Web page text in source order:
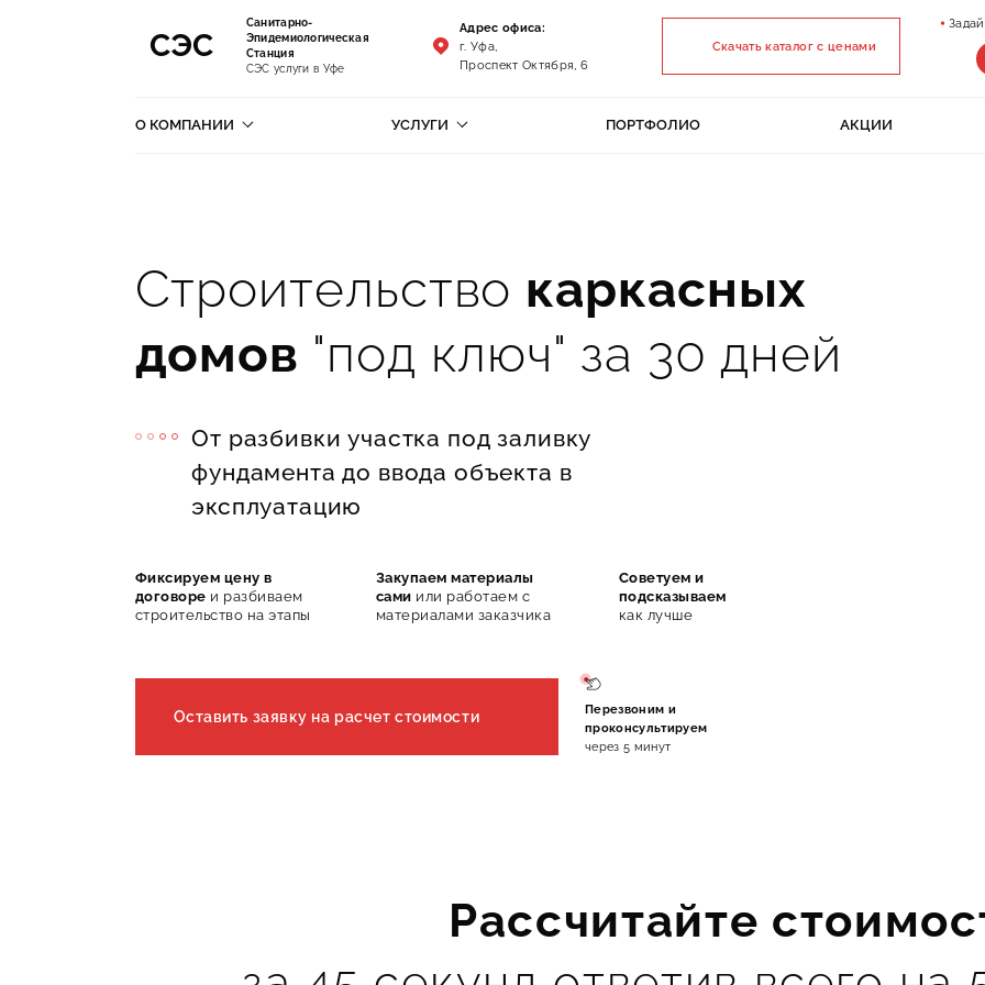
СЭС
Санитарно-
Эпидемиологическая
Станция
СЭС услуги в Уфе
Адрес офиса:
г. Уфа,
Проспект Октября, 6
Скачать каталог с ценами
О КОМПАНИИ УСЛУГИ ПОРТФОЛИО АКЦИИ
Строительство каркасных
домов "под ключ" за 30 дней
От разбивки участка под заливку
фундамента до ввода объекта в
эксплуатацию
Фиксируем цену в
договоре и разбиваем
строительство на этапы
Закупаем материалы
сами или работаем с
материалами заказчика
Советуем и
подсказываем
как лучше
Оставить заявку на расчет стоимости
Перезвоним и
проконсультируем
через 5 минут
Рассчитайте